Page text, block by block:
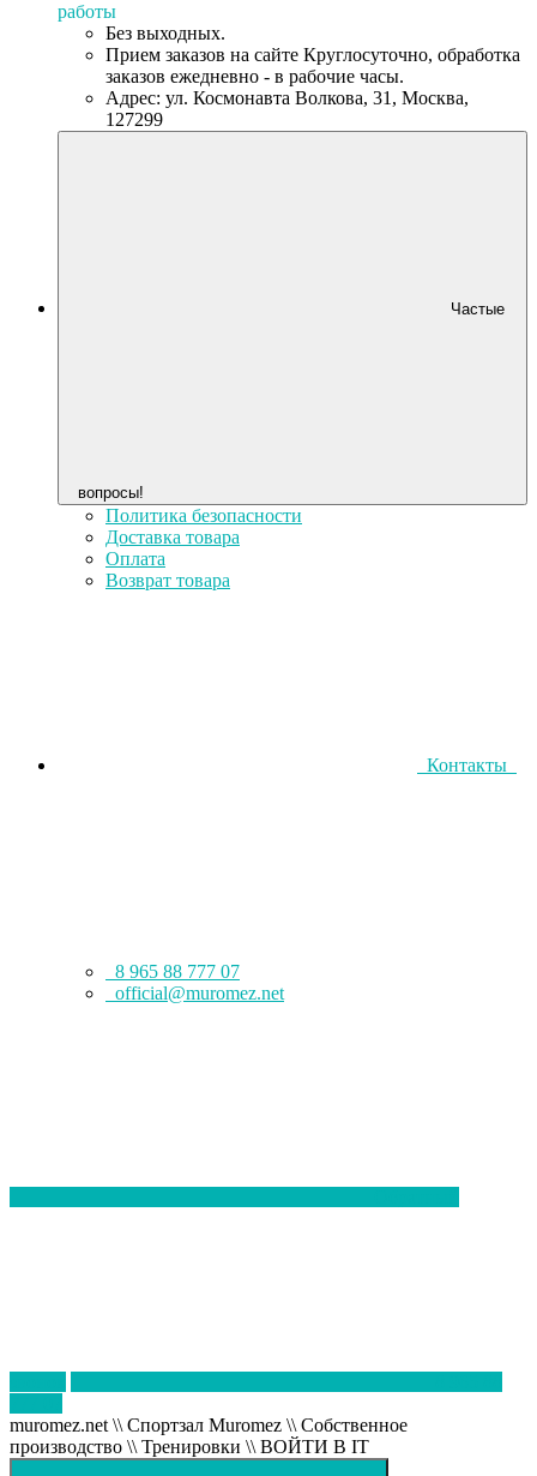
работы
Без выходных.
Прием заказов на сайте Круглосуточно, обработка
заказов ежедневно - в рабочие часы.
Адрес: ул. Космонавта Волкова, 31, Москва,
127299
Частые
вопросы!
Политика безопасности
Доставка товара
Оплата
Возврат товара
Контакты
8 965 88 777 07
official@muromez.net
muromez.net \\ Спортзал Muromez \\ Собственное
производство \\ Тренировки \\ ВОЙТИ В IT